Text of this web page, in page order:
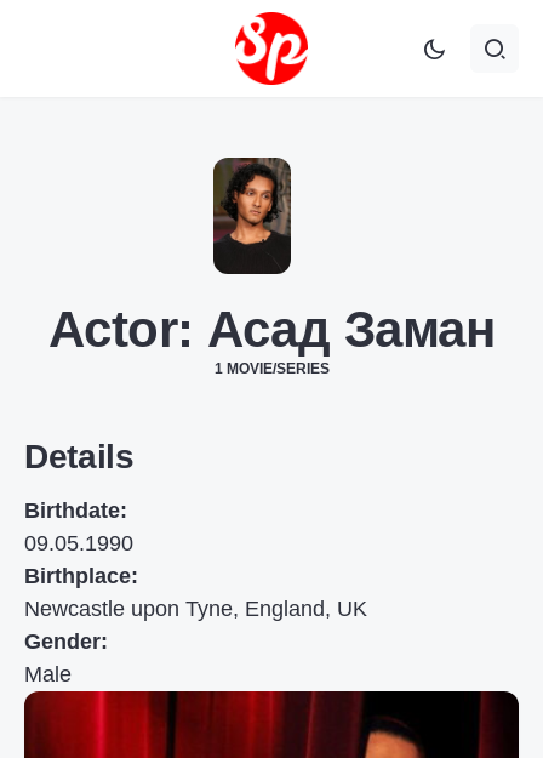
Actor: Асад Заман
1 MOVIE/SERIES
Details
Birthdate:
09.05.1990
Birthplace:
Newcastle upon Tyne, England, UK
Gender:
Male